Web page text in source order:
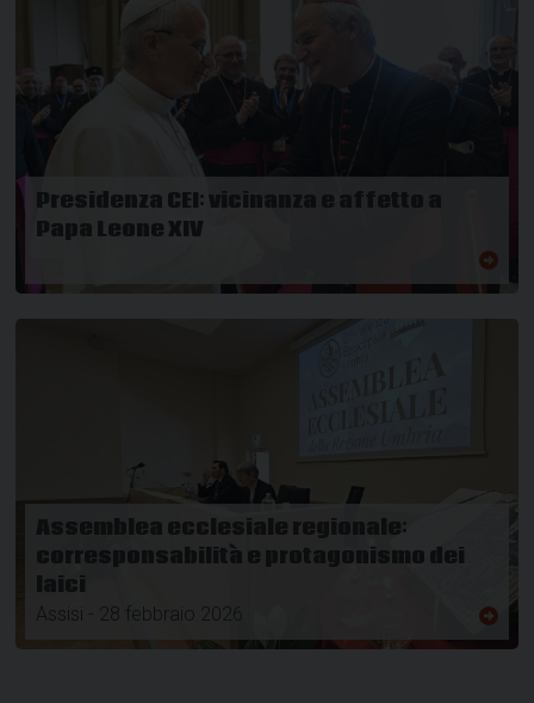
Presidenza CEI: vicinanza e affetto a
Papa Leone XIV
Assemblea ecclesiale regionale:
corresponsabilità e protagonismo dei
laici
Assisi - 28 febbraio 2026